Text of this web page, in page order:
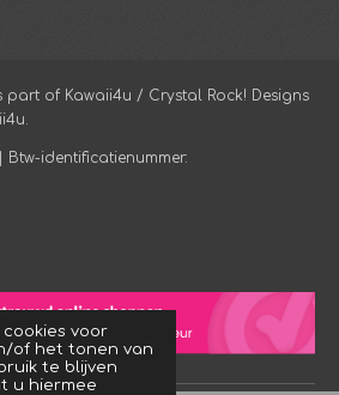
voor
of het tonen van
te blijven
u hiermee
part of Kawaii4u / Crystal Rock! Designs
Btw-identificatienummer: